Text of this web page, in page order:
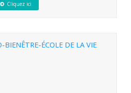
Cliquez ici
BIENÊTRE-ÉCOLE DE LA VIE